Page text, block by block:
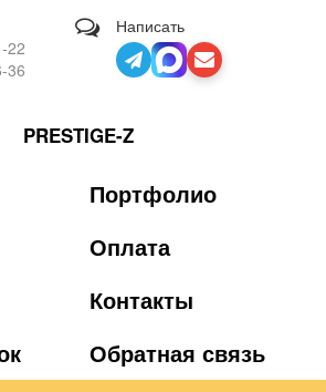
22
36
Написать
PRESTIGE-Z
Портфолио
Оплата
Контакты
Обратная связь